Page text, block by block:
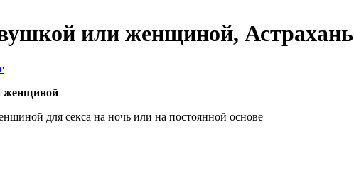
или женщиной, Астрахань
женщиной
для секса на ночь или на постоянной основе